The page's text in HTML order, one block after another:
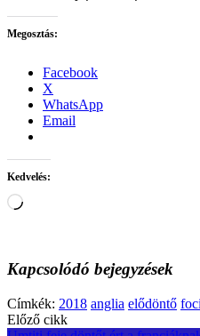
Megosztás:
Facebook
X
WhatsApp
Email
Kedvelés:
Loading…
Kapcsolódó bejegyzések
Címkék: 2018 anglia elődöntő foci
Post
Előző cikk